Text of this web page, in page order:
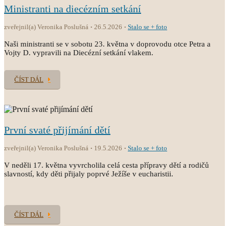
Ministranti na diecézním setkání
zveřejnil(a) Veronika Poslušná 26.5.2026 Stalo se + foto
Naši ministranti se v sobotu 23. května v doprovodu otce Petra a
Vojty D. vypravili na Diecézní setkání vlakem.
ČÍST DÁL
První svaté přijímání dětí
zveřejnil(a) Veronika Poslušná 19.5.2026 Stalo se + foto
V neděli 17. května vyvrcholila celá cesta přípravy dětí a rodičů
slavností, kdy děti přijaly poprvé Ježíše v eucharistii.
ČÍST DÁL